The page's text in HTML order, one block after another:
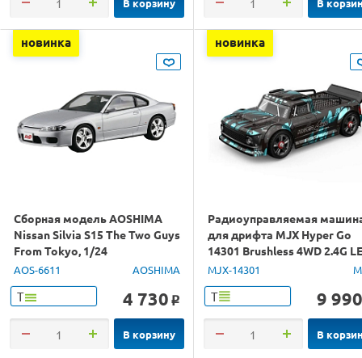
новинка
Сборная модель AOSHIMA
Nissan Silvia S15 The Two Guys
From Tokyo, 1/24
AOS-6611 AOSHIMA
Т 4 730 o
В корзину
новинка
Радиоуправляемая
для дрифта MJX Hyper Go
14301 Brushless 4WD 2.4G
1/14 RTR
MJX-14301
Т 9 990
В